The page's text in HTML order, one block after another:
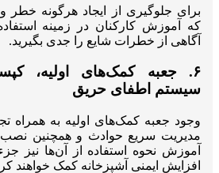
برای جلوگیری از ایجاد هرگونه خطر
که آموزش کارکنان در زمینه
آگاهی از خطرات شایع را جدی بگیرید.
۶. جعبه کمک‌های اولیه،
سیستم اطفای حریق
وجود جعبه‌ کمک‌های اولیه به همراه
مدیریت سریع حوادث و همچنین
آموزش نحوه استفاده از آن‌ها نیز
افزایش ایمنی آشپزخانه کمک خواهند